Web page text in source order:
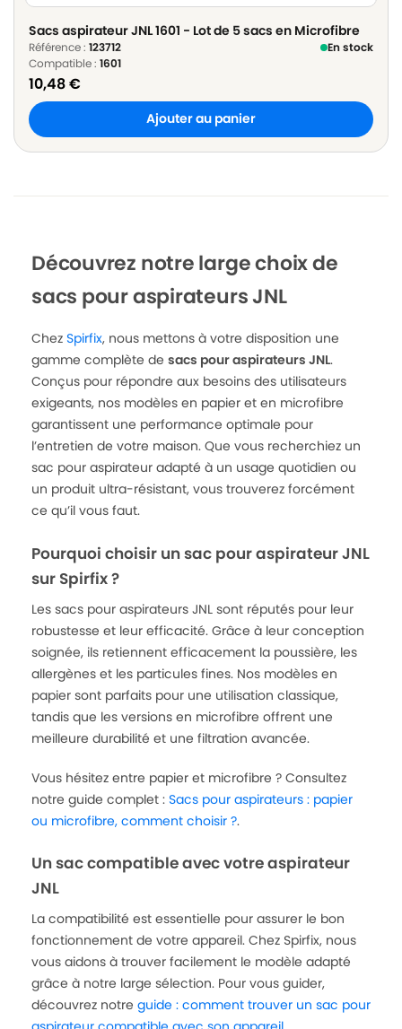
Sacs aspirateur JNL 1601 - Lot de 5 sacs en Microfibre
Référence : 123712
En stock
Compatible : 1601
10,48€
Ajouter au panier
Découvrez notre large choix de
sacs pour aspirateurs JNL
Chez Spirfix, nous mettons à votre disposition une
gamme complète de sacs pour aspirateurs JNL.
Conçus pour répondre aux besoins des utilisateurs
exigeants, nos modèles en papier et en microfibre
garantissent une performance optimale pour
l’entretien de votre maison. Que vous recherchiez un
sac pour aspirateur adapté à un usage quotidien ou
un produit ultra-résistant, vous trouverez forcément
ce qu’il vous faut.
Pourquoi choisir un sac pour aspirateur JNL
sur Spirfix ?
Les sacs pour aspirateurs JNL sont réputés pour leur
robustesse et leur efficacité. Grâce à leur conception
soignée, ils retiennent efficacement la poussière, les
allergènes et les particules fines. Nos modèles en
papier sont parfaits pour une utilisation classique,
tandis que les versions en microfibre offrent une
meilleure durabilité et une filtration avancée.
Vous hésitez entre papier et microfibre ? Consultez
notre guide complet : Sacs pour aspirateurs : papier
ou microfibre, comment choisir ?.
Un sac compatible avec votre aspirateur
JNL
La compatibilité est essentielle pour assurer le bon
fonctionnement de votre appareil. Chez Spirfix, nous
vous aidons à trouver facilement le modèle adapté
grâce à notre large sélection. Pour vous guider,
découvrez notre guide : comment trouver un sac pour